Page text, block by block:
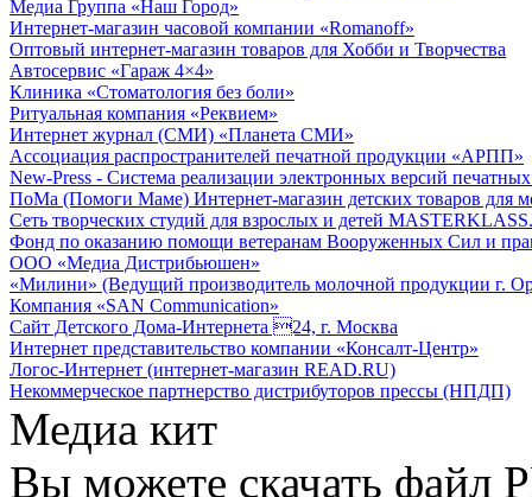
Медиа Группа «Наш Город»
Интернет-магазин часовой компании «Romanoff»
Оптовый интернет-магазин товаров для Хобби и Творчества
Автосервис «Гараж 4×4»
Клиника «Стоматология без боли»
Ритуальная компания «Реквием»
Интернет журнал (СМИ) «Планета СМИ»
Ассоциация распространителей печатной продукции «АРПП»
New-Press - Система реализации электронных версий
ПоМа (Помоги Маме) Интернет-магазин детских товаров для
Сеть творческих студий для взрослых и детей
Фонд по оказанию помощи ветеранам Вооруженных Сил и
ООО «Медиа Дистрибьюшен»
«Милини» (Ведущий производитель молочной продукции г.
Компания «SAN Communication»
Сайт Детского Дома-Интернета 24, г. Москва
Интернет представительство компании «Консалт-Центр»
Логос-Интернет (интернет-магазин READ.RU)
Некоммерческое партнерство дистрибуторов прессы (НПДП)
Медиа кит
Вы можете скачать файл